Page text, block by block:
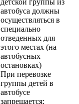
автобуса должны
осуществляться в
специально
отведенных для
этого местах (на
автобусных
остановках)
При перевозке
группы детей в
автобусе
запрещается: